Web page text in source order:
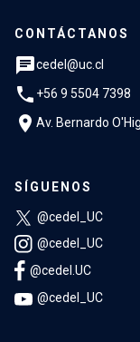
CONTÁCTANOS
chatcedel@uc.cl
phone +56 9 5504 7398
location_on Av. Bernardo
SÍGUENOS
@cedel_UC
@cedel_UC
@cedel.UC
@cedel_UC